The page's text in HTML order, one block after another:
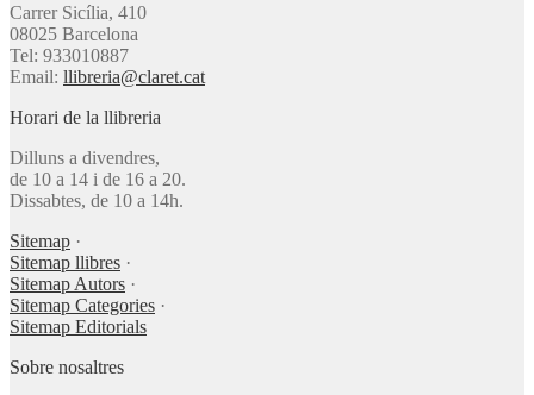
Carrer Sicília, 410
08025 Barcelona
Tel: 933010887
Email: llibreria@claret.cat
Horari de la llibreria
Dilluns a divendres,
de 10 a 14 i de 16 a 20.
Dissabtes, de 10 a 14h.
Sitemap ·
Sitemap llibres ·
Sitemap Autors ·
Sitemap Categories ·
Sitemap Editorials
Sobre nosaltres